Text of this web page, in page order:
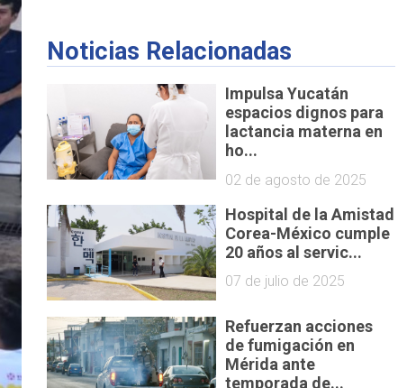
Noticias Relacionadas
Impulsa Yucatán
espacios dignos para
lactancia materna en
ho...
02 de agosto de 2025
Hospital de la Amistad
Corea-México cumple
20 años al servic...
07 de julio de 2025
Refuerzan acciones
de fumigación en
Mérida ante
temporada de...